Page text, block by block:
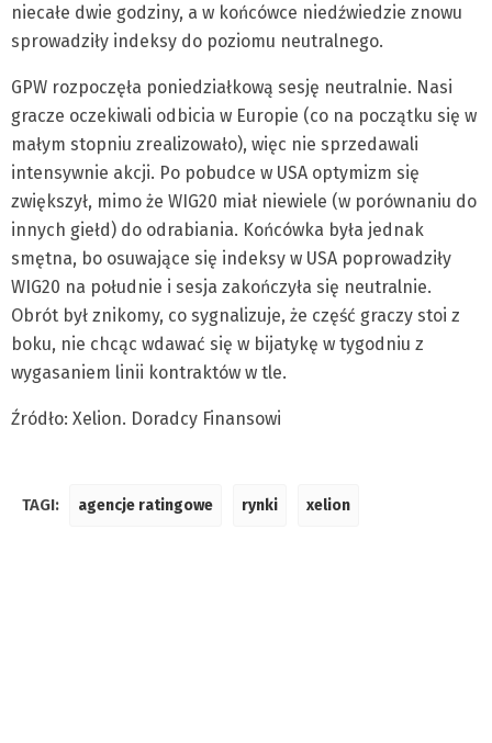
niecałe dwie godziny, a w końcówce niedźwiedzie znowu
sprowadziły indeksy do poziomu neutralnego.
GPW rozpoczęła poniedziałkową sesję neutralnie. Nasi
gracze oczekiwali odbicia w Europie (co na początku się w
małym stopniu zrealizowało), więc nie sprzedawali
intensywnie akcji. Po pobudce w USA optymizm się
zwiększył, mimo że WIG20 miał niewiele (w porównaniu do
innych giełd) do odrabiania. Końcówka była jednak
smętna, bo osuwające się indeksy w USA poprowadziły
WIG20 na południe i sesja zakończyła się neutralnie.
Obrót był znikomy, co sygnalizuje, że część graczy stoi z
boku, nie chcąc wdawać się w bijatykę w tygodniu z
wygasaniem linii kontraktów w tle.
Źródło: Xelion. Doradcy Finansowi
TAGI: agencje ratingowe rynki xelion